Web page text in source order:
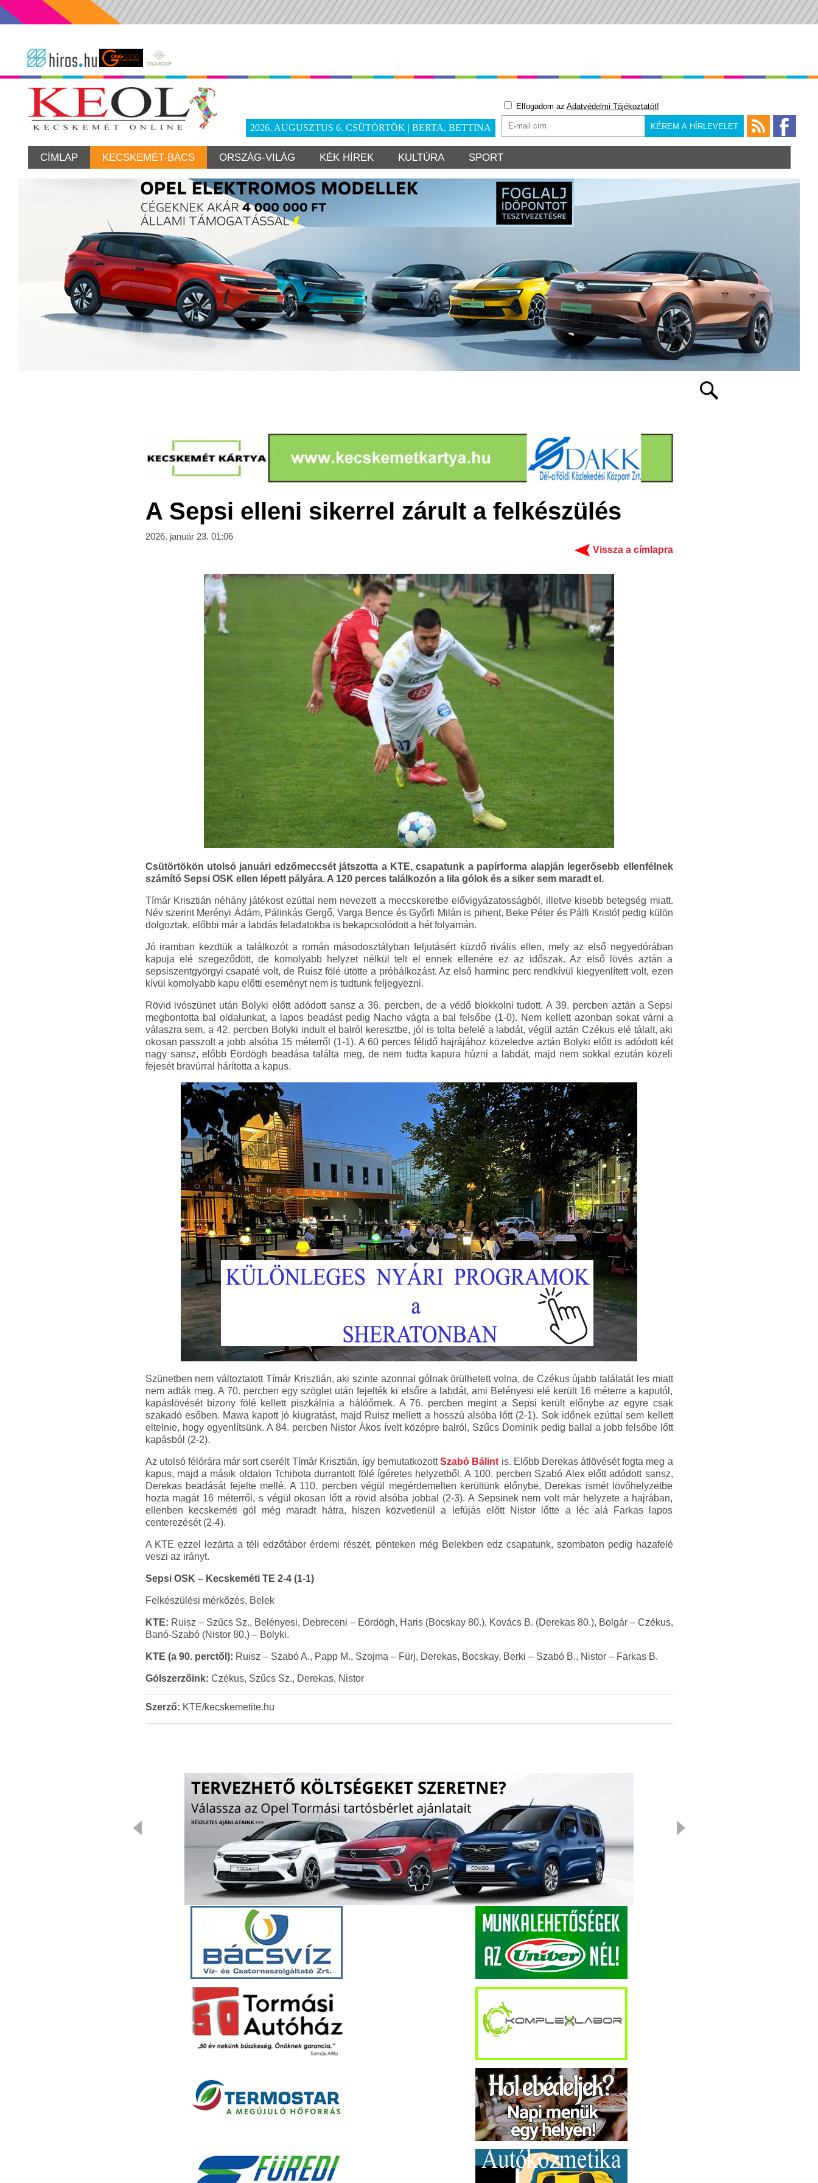
2026. AUGUSZTUS 6. CSÜTÖRTÖK | BERTA, BETTINA
Elfogadom az Adatvédelmi Tájékoztatót!
CÍMLAP KECSKEMÉT-BÁCS ORSZÁG-VILÁG KÉK HÍREK KULTÚRA SPORT
A Sepsi elleni sikerrel zárult a felkészülés
2026. január 23. 01:06
Vissza a címlapra
Csütörtökön utolsó januári edzőmeccsét játszotta a KTE, csapatunk a papírforma alapján legerősebb ellenfélnek
számító Sepsi OSK ellen lépett pályára. A 120 perces találkozón a lila gólok és a siker sem maradt el.
Tímár Krisztián néhány játékost ezúttal nem nevezett a meccskeretbe elővigyázatosságból, illetve kisebb betegség miatt.
Név szerint Merényi Ádám, Pálinkás Gergő, Varga Bence és Győrfi Milán is pihent, Beke Péter és Pálfi Kristóf pedig külön
dolgoztak, előbbi már a labdás feladatokba is bekapcsolódott a hét folyamán.
Jó iramban kezdtük a találkozót a román másodosztályban feljutásért küzdő rivális ellen, mely az első negyedórában
kapuja elé szegeződött, de komolyabb helyzet nélkül telt el ennek ellenére ez az időszak. Az első lövés aztán a
sepsiszentgyörgyi csapaté volt, de Ruisz fölé ütötte a próbálkozást. Az első harminc perc rendkívül kiegyenlített volt, ezen
kívül komolyabb kapu előtti eseményt nem is tudtunk feljegyezni.
Rövid ivószünet után Bolyki előtt adódott sansz a 36. percben, de a védő blokkolni tudott. A 39. percben aztán a Sepsi
megbontotta bal oldalunkat, a lapos beadást pedig Nacho vágta a bal felsőbe (1-0). Nem kellett azonban sokat várni a
válaszra sem, a 42. percben Bolyki indult el balról keresztbe, jól is tolta befelé a labdát, végül aztán Czékus elé tálalt, aki
okosan passzolt a jobb alsóba 15 méterről (1-1). A 60 perces félidő hajrájához közeledve aztán Bolyki előtt is adódott két
nagy sansz, előbb Eördögh beadása találta meg, de nem tudta kapura húzni a labdát, majd nem sokkal ezután közeli
fejesét bravúrral hárította a kapus.
Szünetben nem változtatott Tímár Krisztián, aki szinte azonnal gólnak örülhetett volna, de Czékus újabb találatát les miatt
nem adták meg. A 70. percben egy szöglet után fejelték ki elsőre a labdát, ami Belényesi elé került 16 méterre a kaputól,
kapáslövését bizony fölé kellett piszkálnia a hálóőrnek. A 76. percben megint a Sepsi került előnybe az egyre csak
szakadó esőben. Mawa kapott jó kiugratást, majd Ruisz mellett a hosszú alsóba lőtt (2-1). Sok időnek ezúttal sem kellett
eltelnie, hogy egyenlítsünk. A 84. percben Nistor Ákos ívelt középre balról, Szűcs Dominik pedig ballal a jobb felsőbe lőtt
kapásból (2-2).
Az utolsó félórára már sort cserélt Tímár Krisztián, így bemutatkozottSzabó Bálintis. Előbb Derekas átlövését fogta meg a
kapus, majd a másik oldalon Tchibota durrantott fölé ígéretes helyzetből. A 100. percben Szabó Alex előtt adódott sansz,
Derekas beadását fejelte mellé. A 110. percben végül megérdemelten kerültünk előnybe, Derekas ismét lövőhelyzetbe
hozta magát 16 méterről, s végül okosan lőtt a rövid alsóba jobbal (2-3). A Sepsinek nem volt már helyzete a hajrában,
ellenben kecskeméti gól még maradt hátra, hiszen közvetlenül a lefújás előtt Nistor lőtte a léc alá Farkas lapos
centerezését (2-4).
A KTE ezzel lezárta a téli edzőtábor érdemi részét, pénteken még Belekben edz csapatunk, szombaton pedig hazafelé
veszi az irányt.
Sepsi OSK – Kecskeméti TE 2-4 (1-1)
Felkészülési mérkőzés, Belek
KTE: Ruisz – Szűcs Sz., Belényesi, Debreceni – Eördögh, Haris (Bocskay 80.), Kovács B. (Derekas 80.), Bolgár – Czékus,
Banó-Szabó (Nistor 80.) – Bolyki.
KTE (a 90. perctől): Ruisz – Szabó A., Papp M., Szojma – Fürj, Derekas, Bocskay, Berki – Szabó B., Nistor – Farkas B.
Gólszerzőink: Czékus, Szűcs Sz., Derekas, Nistor
Szerző: KTE/kecskemetite.hu